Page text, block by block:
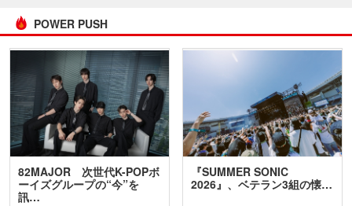
POWER PUSH
82MAJOR 次世代K-POPボ
ーイズグループの“今”を
訊…
『SUMMER SONIC
2026』、ベテラン3組の懐…